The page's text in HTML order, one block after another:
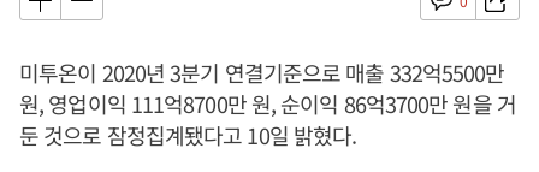
미투온이 2020년 3분기 연결기준으로 매출 332억5500만
원, 영업이익 111억8700만 원, 순이익 86억3700만 원을 거
둔 것으로 잠정집계됐다고 10일 밝혔다.